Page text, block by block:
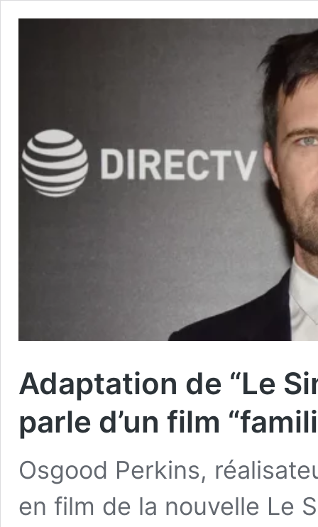
Adaptation de “Le
parle d’un film
Osgood Perkins,
en film de la nouvelle Le